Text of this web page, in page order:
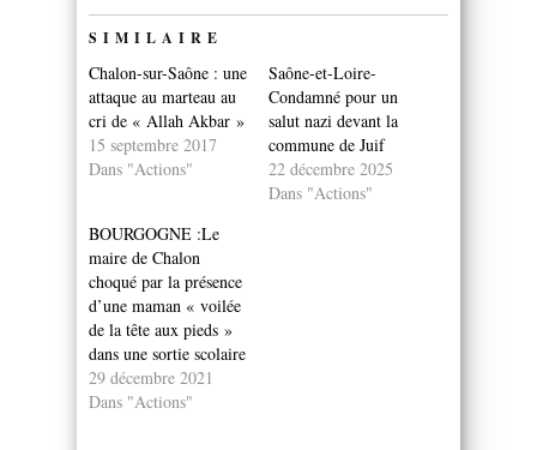
SIMILAIRE
Chalon-sur-Saône : une
attaque au marteau au
cri de « Allah Akbar »
15 septembre 2017
Dans "Actions"
Saône-et-Loire-
Condamné pour un
salut nazi devant la
commune de Juif
22 décembre 2025
Dans "Actions"
BOURGOGNE :Le
maire de Chalon
choqué par la présence
d’une maman « voilée
de la tête aux pieds »
dans une sortie scolaire
29 décembre 2021
Dans "Actions"